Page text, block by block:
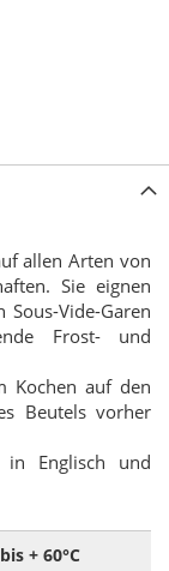
allen Arten von
Sie eignen
Vide-Garen
Frost- und
Kochen auf den
Beutels vorher
Englisch und
+ 60°C